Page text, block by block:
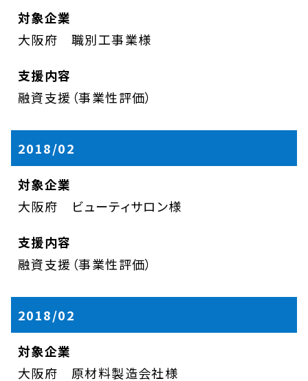
大阪府 職別工事業様
融資支援（事業性評価）
2018/02
大阪府 ビューティサロン様
融資支援（事業性評価）
2018/02
大阪府 原材料製造会社様